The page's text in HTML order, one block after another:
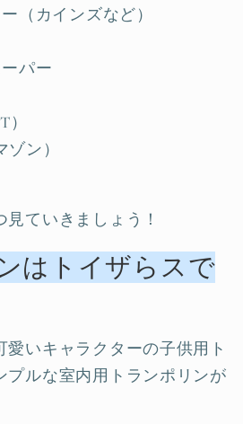
（カインズなど）
パー
ン）
ていきましょう！
はトイザらスで
愛いキャラクターの子供用ト
プルな室内用トランポリンが